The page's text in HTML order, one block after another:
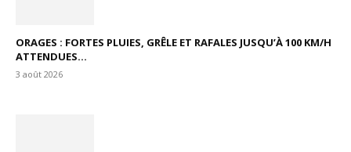
ORAGES : FORTES PLUIES, GRÊLE ET RAFALES JUSQU’À 100 KM/H
ATTENDUES...
3 août 2026